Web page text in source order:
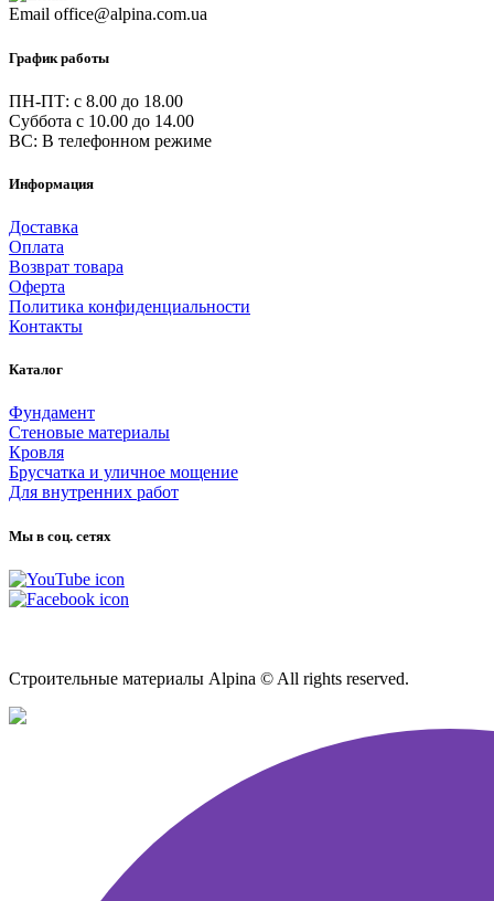
Email office@alpina.com.ua
График работы
ПН-ПТ: c 8.00 до 18.00
Суббота с 10.00 до 14.00
ВС: В телефонном режиме
Информация
Доставка
Оплата
Возврат товара
Оферта
Политика конфиденциальности
Контакты
Каталог
Фундамент
Стеновые материалы
Кровля
Брусчатка и уличное мощение
Для внутренних работ
Мы в соц. сетях
Строительные материалы Alpina © All rights reserved.